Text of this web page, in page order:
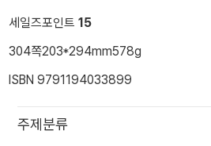
세일즈포인트 15
304쪽203*294mm578g
ISBN 9791194033899
주제분류